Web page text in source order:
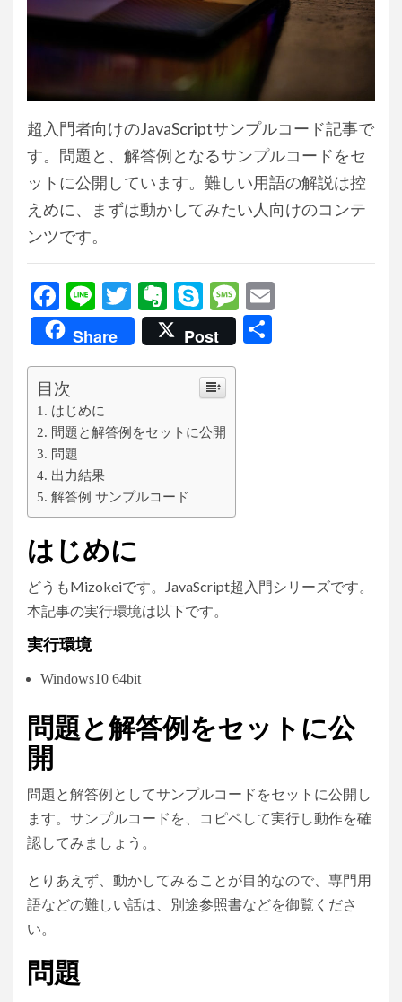
超入門者向けのJavaScriptサンプルコード記事で
す。問題と、解答例となるサンプルコードをセ
ットに公開しています。難しい用語の解説は控
えめに、まずは動かしてみたい人向けのコンテ
ンツです。
Facebook
LineTwitterEvernote
SkypeMessage
Share Post
目次
はじめに
問題と解答例をセットに公開
問題
出力結果
解答例 サンプルコード
はじめに
どうもMizokeiです。JavaScript超入門シリーズです。
本記事の実行環境は以下です。
実行環境
Windows10 64bit
問題と解答例をセットに公
開
問題と解答例としてサンプルコードをセットに公開し
ます。サンプルコードを、コピペして実行し動作を確
認してみましょう。
とりあえず、動かしてみることが目的なので、専門用
語などの難しい話は、別途参照書などを御覧くださ
い。
問題